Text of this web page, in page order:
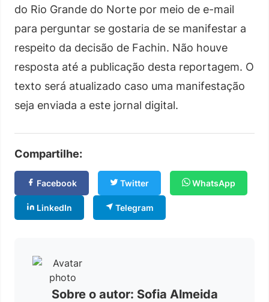
do Rio Grande do Norte por meio de e-mail
para perguntar se gostaria de se manifestar a
respeito da decisão de Fachin. Não houve
resposta até a publicação desta reportagem. O
texto será atualizado caso uma manifestação
seja enviada a este jornal digital.
Compartilhe:
Facebook Twitter WhatsApp
LinkedIn Telegram
Sobre o autor: Sofia Almeida